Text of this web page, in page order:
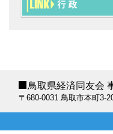
鳥取県経済同友会
〒680-0031 鳥取市本町